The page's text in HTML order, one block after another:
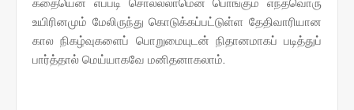
உயிரினமும் மேலிருந்து கொடுக்கப்பட்டுள்ள தேதிவாரியான
கால நிகழ்வுகளைப் பொறுமையுடன் நிதானமாகப் படித்துப்
பார்த்தால் மெய்யாகவே மனிதனாகலாம்.